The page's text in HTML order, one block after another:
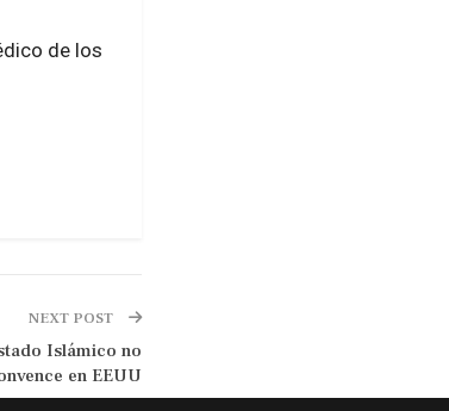
de los
NEXT POST
Islámico no
en EEUU